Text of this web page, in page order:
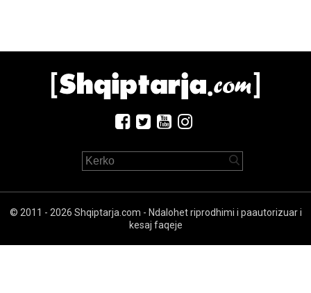
© 2011 - 2026 Shqiptarja.com - Ndalohet riprodhimi i paautorizuar i
kesaj faqeje